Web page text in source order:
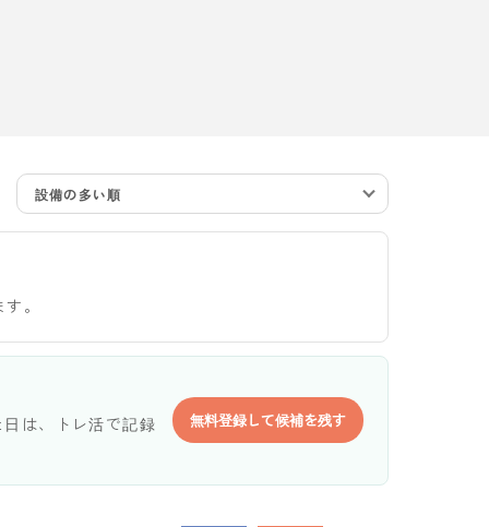
設備の多い順
。
は、トレ活で記録 無料登録して候補を残す